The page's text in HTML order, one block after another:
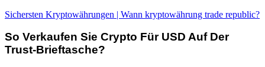
Sichersten Kryptowährungen | Wann kryptowährung trade republic?
So Verkaufen Sie Crypto Für USD Auf Der
Trust-Brieftasche?